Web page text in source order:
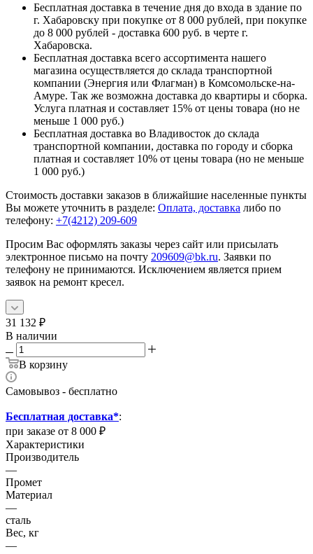
Бесплатная доставка в течение дня до входа в здание по
г. Хабаровску при покупке от 8 000 рублей, при покупке
до 8 000 рублей - доставка 600 руб. в черте г.
Хабаровска.
Бесплатная доставка всего ассортимента нашего
магазина осуществляется до склада транспортной
компании (Энергия или Флагман) в Комсомольске-на-
Амуре. Так же возможна доставка до квартиры и сборка.
Услуга платная и составляет 15% от цены товара (но не
меньше 1 000 руб.)
Бесплатная доставка во Владивосток до склада
транспортной компании, доставка по городу и сборка
платная и составляет 10% от цены товара (но не меньше
1 000 руб.)
Стоимость доставки заказов в ближайшие населенные пункты
Вы можете уточнить в разделе: Оплата, доставка либо по
телефону: +7(4212) 209-609
Просим Вас оформлять заказы через сайт или присылать
электронное письмо на почту 209609@bk.ru. Заявки по
телефону не принимаются. Исключением является прием
заявок на ремонт кресел.
31 132 ₽
В наличии
В корзину
Самовывоз - бесплатно
Бесплатная доставка*:
при заказе от 8 000 ₽
Характеристики
Производитель
—
Промет
Материал
—
сталь
Вес, кг
—